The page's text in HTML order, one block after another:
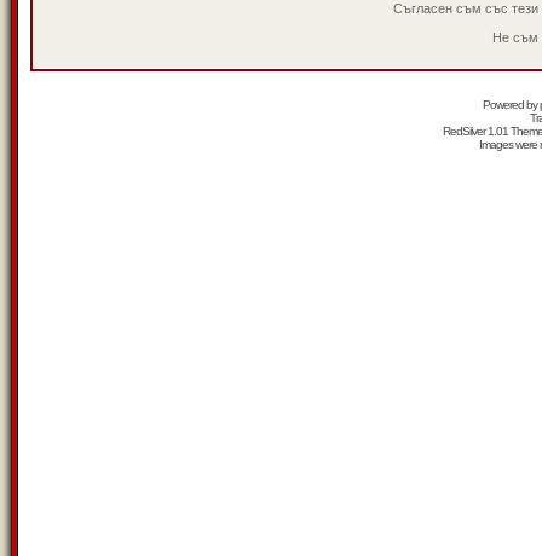
Съгласен съм със
Не съм
Powered by
RedSilver 1.01
Images were